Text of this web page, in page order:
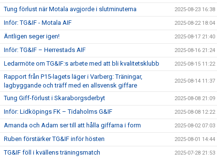
Tung förlust när Motala avgjorde i slutminuterna 2025-08-23 16:38
Inför: TG&IF - Motala AIF 2025-08-22 18:04
Äntligen seger igen! 2025-08-17 21:40
Inför: TG&IF – Herrestads AIF 2025-08-16 21:24
Ledarmöte om TG&IF:s arbete med att bli kvalitetsklubb 2025-08-15 11:22
Rapport från P15-lagets läger i Varberg: Träningar,
lagbyggande och träff med en allsvensk giffare
2025-08-14 11:37
Tung Giff-förlust i Skaraborgsderbyt 2025-08-08 21:09
Inför: Lidköpings FK – Tidaholms G&IF 2025-08-08 12:22
Amanda och Adam ser till att hålla giffarna i form 2025-08-02 07:03
Ruben förstärker TG&IF inför hösten 2025-08-01 14:44
TG&IF föll i kvällens träningsmatch 2025-07-28 21:53